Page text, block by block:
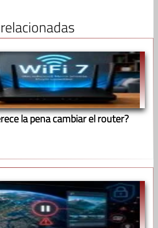
la pena cambiar el router?